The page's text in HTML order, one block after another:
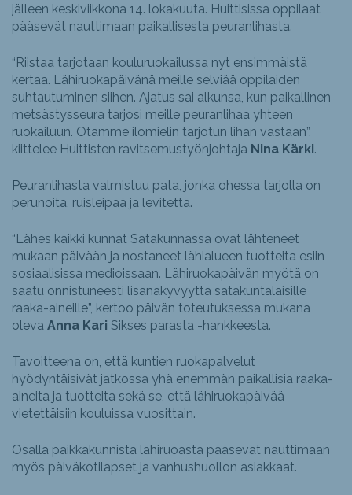
jälleen keskiviikkona 14. lokakuuta. Huittisissa oppilaat
pääsevät nauttimaan paikallisesta peuranlihasta.
“Riistaa tarjotaan kouluruokailussa nyt ensimmäistä
kertaa. Lähiruokapäivänä meille selviää oppilaiden
suhtautuminen siihen. Ajatus sai alkunsa, kun paikallinen
metsästysseura tarjosi meille peuranlihaa yhteen
ruokailuun. Otamme ilomielin tarjotun lihan vastaan”,
kiittelee Huittisten ravitsemustyönjohtaja Nina Kärki.
Peuranlihasta valmistuu pata, jonka ohessa tarjolla on
perunoita, ruisleipää ja levitettä.
“Lähes kaikki kunnat Satakunnassa ovat lähteneet
mukaan päivään ja nostaneet lähialueen tuotteita esiin
sosiaalisissa medioissaan. Lähiruokapäivän myötä on
saatu onnistuneesti lisänäkyvyyttä satakuntalaisille
raaka-aineille”, kertoo päivän toteutuksessa mukana
oleva Anna Kari Sikses parasta -hankkeesta.
Tavoitteena on, että kuntien ruokapalvelut
hyödyntäisivät jatkossa yhä enemmän paikallisia raaka-
aineita ja tuotteita sekä se, että lähiruokapäivää
vietettäisiin kouluissa vuosittain.
Osalla paikkakunnista lähiruoasta pääsevät nauttimaan
myös päiväkotilapset ja vanhushuollon asiakkaat.